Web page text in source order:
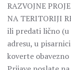
RAZVOJNE
NA TERITORIJI
ili predati lično (u
adresu, u
koverte